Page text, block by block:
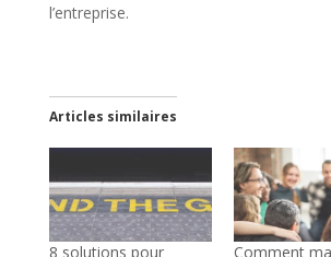
l’entreprise.
Articles similaires
8 solutions pour Comment